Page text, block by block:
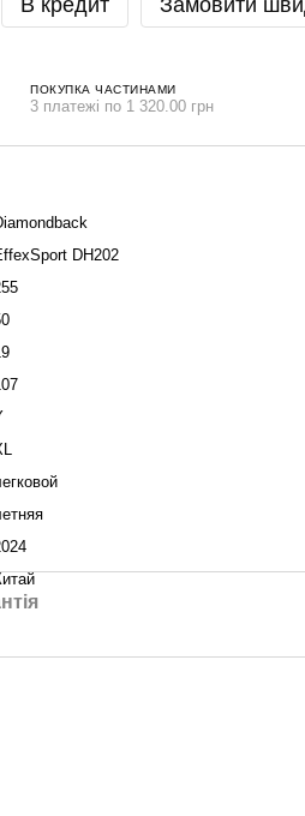
В кредит Замовити
ПОКУПКА ЧАСТИНАМИ
3 платежі по 1 320.00 грн
DH202